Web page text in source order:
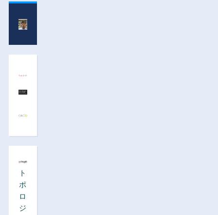
ト
ポ
ロ
ジ